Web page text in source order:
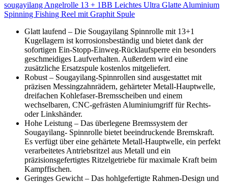
sougayilang Angelrolle 13 + 1BB Leichtes Ultra Glatte Aluminium
Spinning Fishing Reel mit Graphit Spule
Glatt laufend – Die Sougayilang Spinnrolle mit 13+1
Kugellagern ist korrosionsbeständig und bietet dank der
sofortigen Ein-Stopp-Einweg-Rücklaufsperre ein besonders
geschmeidiges Laufverhalten. Außerdem wird eine
zusätzliche Ersatzspule kostenlos mitgeliefert.
Robust – Sougayilang-Spinnrollen sind ausgestattet mit
präzisen Messingzahnrädern, gehärteter Metall-Hauptwelle,
dreifachen Kohlefaser-Bremsscheiben und einem
wechselbaren, CNC-gefrästen Aluminiumgriff für Rechts-
oder Linkshänder.
Hohe Leistung – Das überlegene Bremssystem der
Sougayilang- Spinnrolle bietet beeindruckende Bremskraft.
Es verfügt über eine gehärtete Metall-Hauptwelle, ein perfekt
verarbeitetes Antriebsritzel aus Metall und ein
präzisionsgefertigtes Ritzelgetriebe für maximale Kraft beim
Kampffischen.
Geringes Gewicht – Das hohlgefertigte Rahmen-Design und